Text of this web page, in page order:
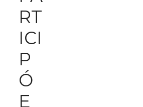
RT
ICI
P
Ó
E